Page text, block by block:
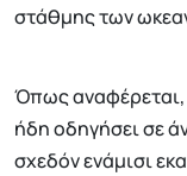
στάθμης των
Όπως αναφέρεται,
ήδη οδηγήσει σε
σχεδόν ενάμισι